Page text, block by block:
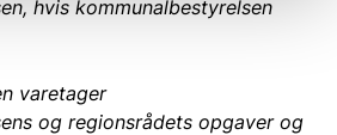
hvis kommunalbestyrelsen
varetager
og regionsrådets opgaver og